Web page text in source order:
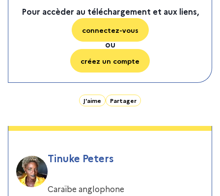
Pour accèder au téléchargement et aux liens,
connectez-vous
ou
créez un compte
J'aime Partager
Tinuke Peters
Caraïbe anglophone